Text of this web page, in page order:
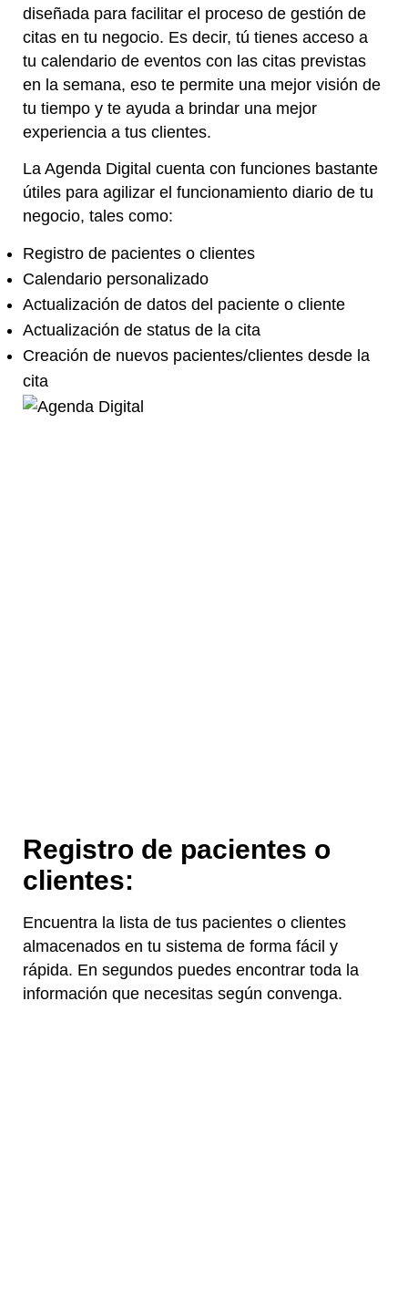
diseñada para facilitar el proceso de gestión de
citas en tu negocio. Es decir, tú tienes acceso a
tu calendario de eventos con las citas previstas
en la semana, eso te permite una mejor visión de
tu tiempo y te ayuda a brindar una mejor
experiencia a tus clientes.
La Agenda Digital cuenta con funciones bastante
útiles para agilizar el funcionamiento diario de tu
negocio, tales como:
Registro de pacientes o clientes
Calendario personalizado
Actualización de datos del paciente o cliente
Actualización de status de la cita
Creación de nuevos pacientes/clientes desde la
cita
Registro de pacientes o
clientes:
Encuentra la lista de tus pacientes o clientes
almacenados en tu sistema de forma fácil y
rápida. En segundos puedes encontrar toda la
información que necesitas según convenga.